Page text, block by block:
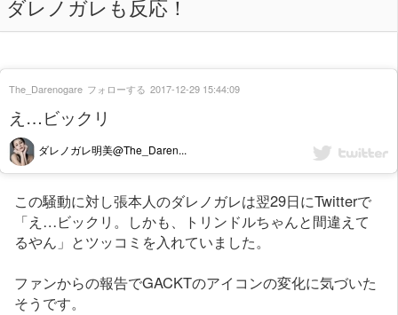
ダレノガレも反応！
え…ビックリ
ダレノガレ明美@The_Daren...
The_Darenogare フォローする 2017-12-29 15:44:09
この騒動に対し張本人のダレノガレは翌29日にTwitterで
「え…ビックリ。しかも、トリンドルちゃんと間違えて
るやん」とツッコミを入れていました。
ファンからの報告でGACKTのアイコンの変化に気づいた
そうです。